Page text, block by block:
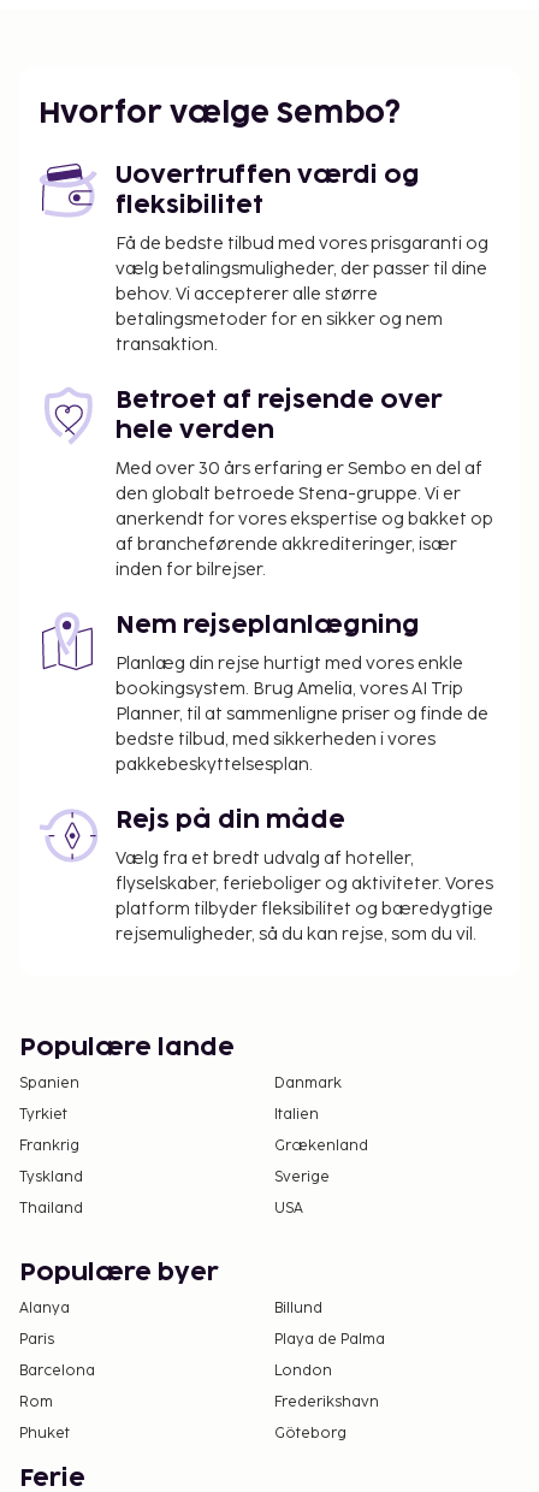
vaskeri. Gratis selvstændig parkering er til rådighed
på stedet. Tilbring dagen på den private strand, eller
swimmingpools. Andre faciliteter på dette hotel
inkluderer gratis trådløs internetadgang, frisørsalon
og hjælp med udflugter/billetter. Som gæst på Stop
And Go Lang Chai Bau Trang kan du nyde et måltid
på restauranten eller tage et smut forbi den lokale
købmand/dagligvarebutik. Gratis lokale
morgenmadsretter serveres dagligt fra kl. 07.00 til
kl. 10.00.
Gebyr for ekstra seng: 180000 VND pr. nat
Ovenstående liste er muligvis ikke fuldstændig.
Gebyrer og depositummer inkluderer muligvis ikke
skat og kan ændres uden varsel.
Ingen kæledyr er tilladt på hotellet. Dette
Hvorfor vælge Sembo?
Uovertruffen værdi og
fleksibilitet
Få de bedste tilbud med vores prisgaranti og
vælg betalingsmuligheder, der passer til dine
behov. Vi accepterer alle større
betalingsmetoder for en sikker og nem
transaktion.
Betroet af rejsende over
hele verden
Med over 30 års erfaring er Sembo en del af
den globalt betroede Stena-gruppe. Vi er
anerkendt for vores ekspertise og bakket op
af brancheførende akkrediteringer, især
inden for bilrejser.
Nem rejseplanlægning
Planlæg din rejse hurtigt med vores enkle
bookingsystem. Brug Amelia, vores AI Trip
Planner, til at sammenligne priser og finde de
bedste tilbud, med sikkerheden i vores
pakkebeskyttelsesplan.
Rejs på din måde
Vælg fra et bredt udvalg af hoteller,
flyselskaber, ferieboliger og aktiviteter. Vores
platform tilbyder fleksibilitet og bæredygtige
rejsemuligheder, så du kan rejse, som du vil.
Populære lande
Spanien
Danmark
Tyrkiet
Italien
Frankrig
Grækenland
Tyskland
Sverige
Thailand
USA
Populære byer
Alanya
Billund
Paris
Playa de Palma
Barcelona
London
Rom
Frederikshavn
Phuket
Göteborg
Ferie